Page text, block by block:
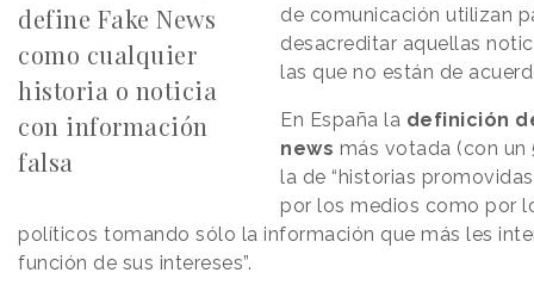
define Fake News
como cualquier
historia o noticia
con información
falsa
de comunicación utilizan
desacreditar aquellas
las que no están de
En España la definición
news más votada (con un
la de “historias
por los medios como por
políticos tomando sólo la información que más les
función de sus intereses”.